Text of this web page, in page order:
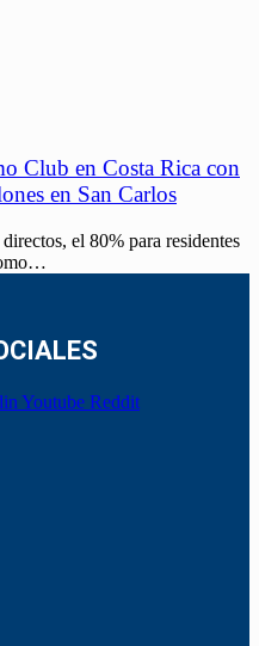
Club en Costa Rica con
en San Carlos
el 80% para residentes
Youtube Reddit